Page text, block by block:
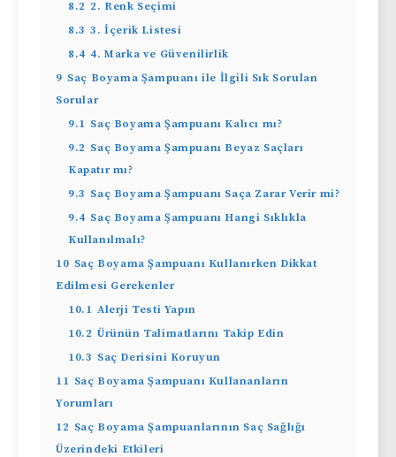
8.2 2. Renk Seçimi
8.3 3. İçerik Listesi
8.4 4. Marka ve Güvenilirlik
9 Saç Boyama Şampuanı ile İlgili Sık Sorulan
Sorular
9.1 Saç Boyama Şampuanı Kalıcı mı?
9.2 Saç Boyama Şampuanı Beyaz Saçları
Kapatır mı?
9.3 Saç Boyama Şampuanı Saça Zarar Verir mi?
9.4 Saç Boyama Şampuanı Hangi Sıklıkla
Kullanılmalı?
10 Saç Boyama Şampuanı Kullanırken Dikkat
Edilmesi Gerekenler
10.1 Alerji Testi Yapın
10.2 Ürünün Talimatlarını Takip Edin
10.3 Saç Derisini Koruyun
11 Saç Boyama Şampuanı Kullananların
Yorumları
12 Saç Boyama Şampuanlarının Saç Sağlığı
Üzerindeki Etkileri